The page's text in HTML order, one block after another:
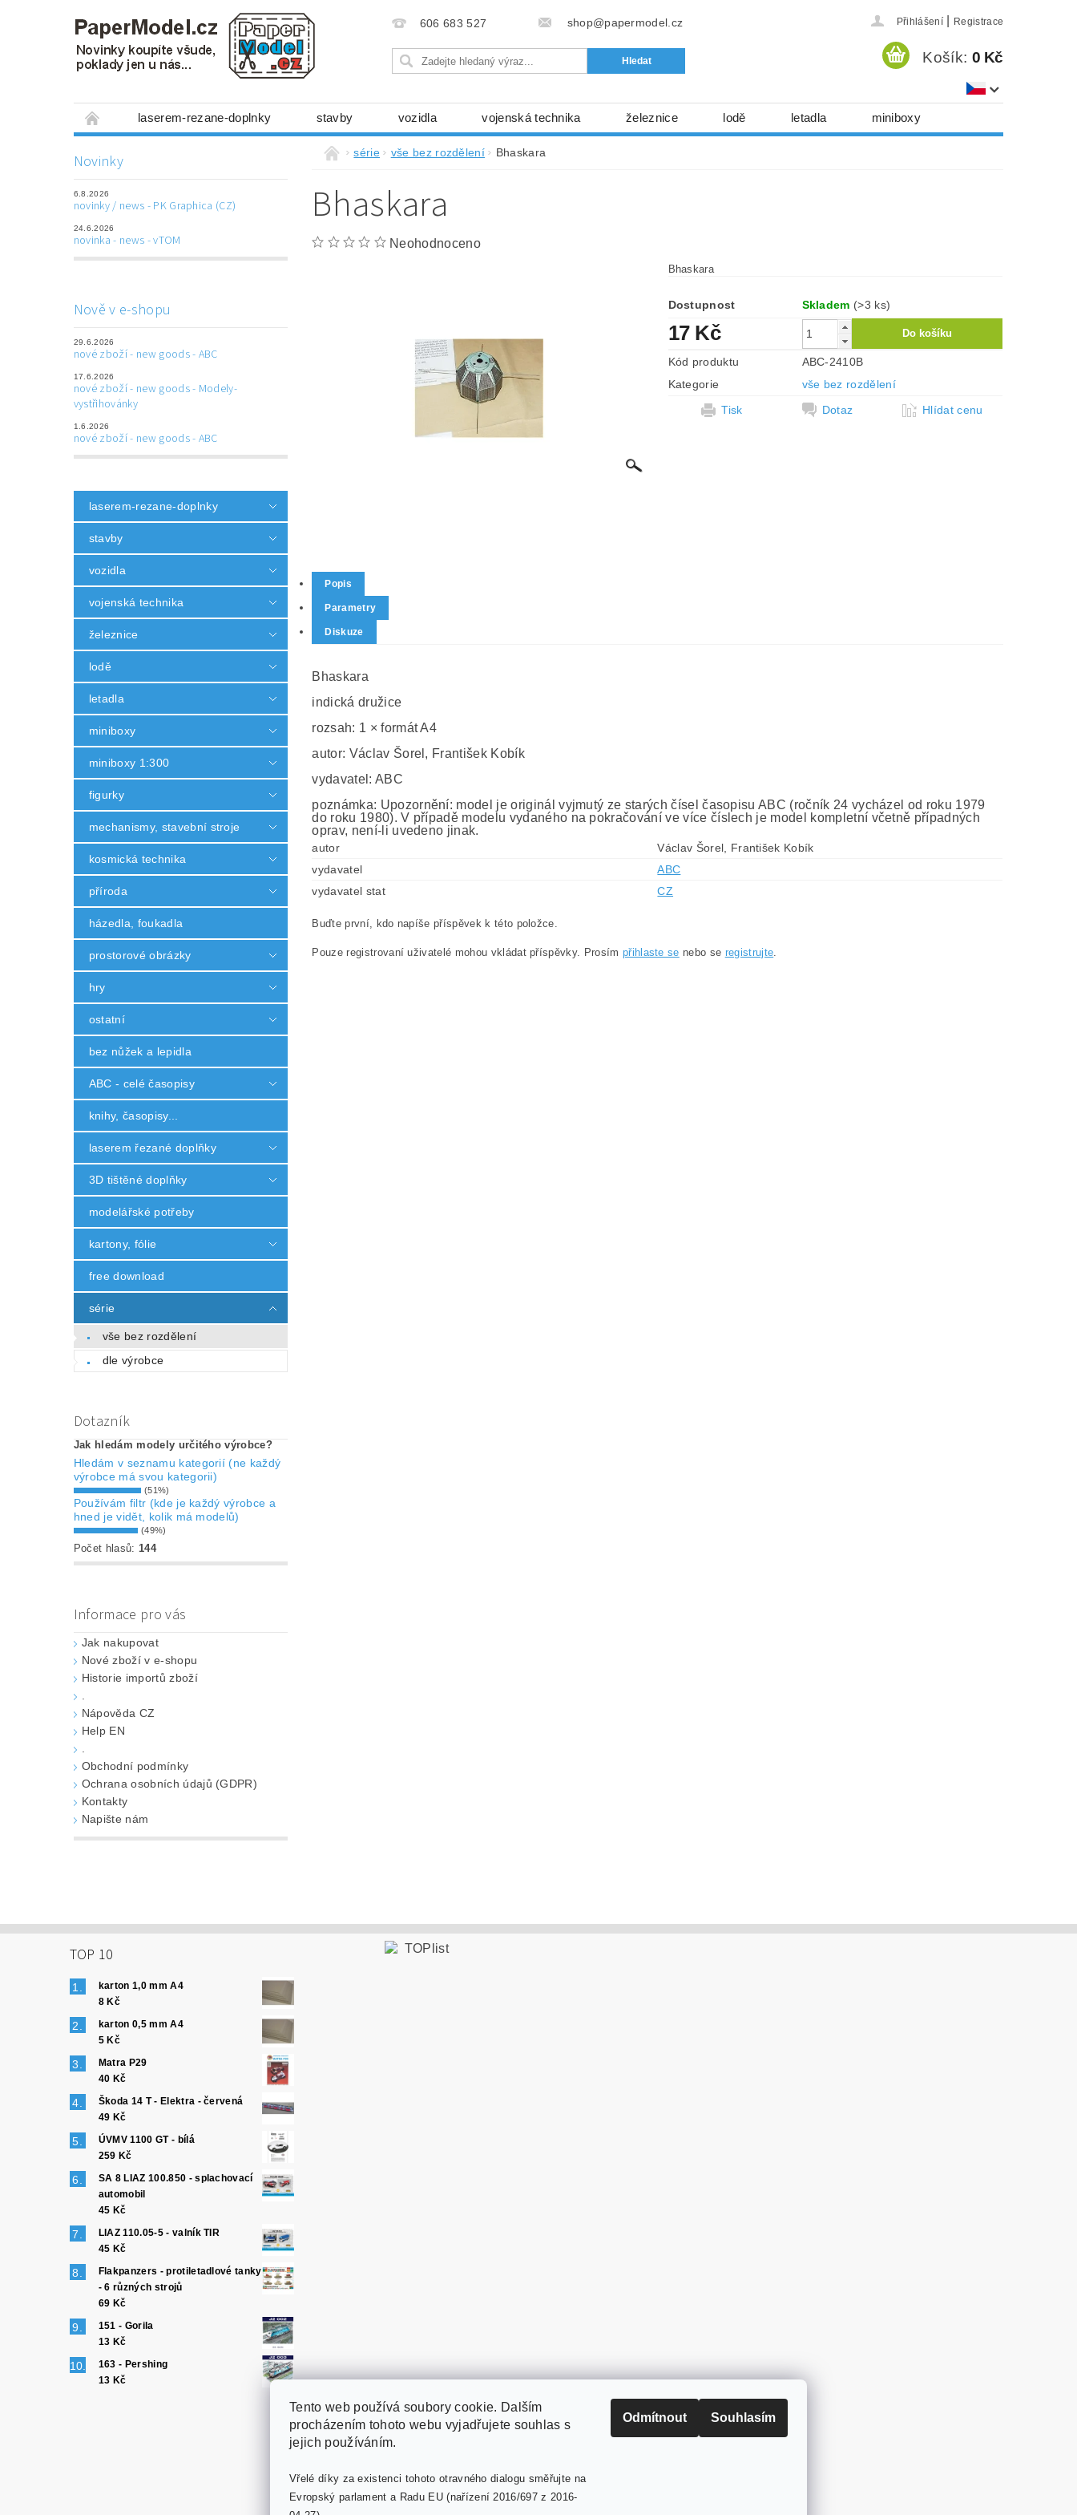
606 683 527 shop@papermodel.cz Přihlášení Registrace
Košík: 0 Kč
laserem-rezane-doplnky stavby vozidla vojenská technika železnice lodě letadla miniboxy
mechanismy, stavební stroje kosmická technika
laserem řezané doplňky 3D tištěné doplňky modelářské potřeby
Napište nám Obchodní podmínky Ochrana osobních údajů (GDPR)
Novinky
6.8.2026
novinky / news - PK Graphica (CZ)
24.6.2026
novinka - news - vTOM
Nově v e-shopu
29.6.2026
nové zboží - new goods - ABC
17.6.2026
nové zboží - new goods - Modely-
vystřihovánky
1.6.2026
nové zboží - new goods - ABC
laserem-rezane-doplnky
stavby
vozidla
vojenská technika
železnice
lodě
letadla
miniboxy
miniboxy 1:300
figurky
mechanismy, stavební stroje
kosmická technika
příroda
házedla, foukadla
prostorové obrázky
hry
ostatní
bez nůžek a lepidla
ABC - celé časopisy
knihy, časopisy...
laserem řezané doplňky
3D tištěné doplňky
modelářské potřeby
kartony, fólie
free download
série
vše bez rozdělení
dle výrobce
Dotazník
Jak hledám modely určitého výrobce?
Hledám v seznamu kategorií (ne každý
výrobce má svou kategorii)
(51%)
Používám filtr (kde je každý výrobce a
hned je vidět, kolik má modelů)
(49%)
Počet hlasů: 144
Informace pro vás
Jak nakupovat
Nové zboží v e-shopu
Historie importů zboží
Nápověda CZ
Help EN
Obchodní podmínky
Ochrana osobních údajů (GDPR)
Kontakty
Napište nám
série vše bez rozdělení Bhaskara
Bhaskara
Neohodnoceno
Bhaskara
Dostupnost Skladem (>3 ks)
17 Kč
Kód produktu
ABC-2410B
Kategorie
vše bez rozdělení
Tisk
Dotaz Hlídat cenu
Popis
Parametry
Diskuze
Bhaskara
indická družice
rozsah: 1 × formát A4
autor: Václav Šorel, František Kobík
vydavatel: ABC
poznámka: Upozornění: model je originál vyjmutý ze starých čísel časopisu ABC (ročník 24 vycházel od roku 1979
do roku 1980). V případě modelu vydaného na pokračování ve více číslech je model kompletní včetně případných
oprav, není-li uvedeno jinak.
autor
Václav Šorel, František Kobík
vydavatel
ABC
vydavatel stat
CZ
Buďte první, kdo napíše příspěvek k této položce.
Pouze registrovaní uživatelé mohou vkládat příspěvky. Prosím přihlaste se nebo se registrujte.
TOP 10
karton 1,0 mm A4
8 Kč
karton 0,5 mm A4
5 Kč
Matra P29
40 Kč
Škoda 14 T - Elektra - červená
49 Kč
ÚVMV 1100 GT - bílá
259 Kč
SA 8 LIAZ 100.850 - splachovací
automobil
45 Kč
LIAZ 110.05-5 - valník TIR
45 Kč
Flakpanzers - protiletadlové tanky
- 6 různých strojů
69 Kč
151 - Gorila
13 Kč
163 - Pershing
13 Kč
PaperModel.cz
Tento web používá soubory cookie. Dalším
procházením tohoto webu vyjadřujete souhlas s
jejich používáním.
Vřelé díky za existenci tohoto otravného dialogu směřujte na
Evropský parlament a Radu EU (nařízení 2016/697 z 2016-
Odmítnout Souhlasím